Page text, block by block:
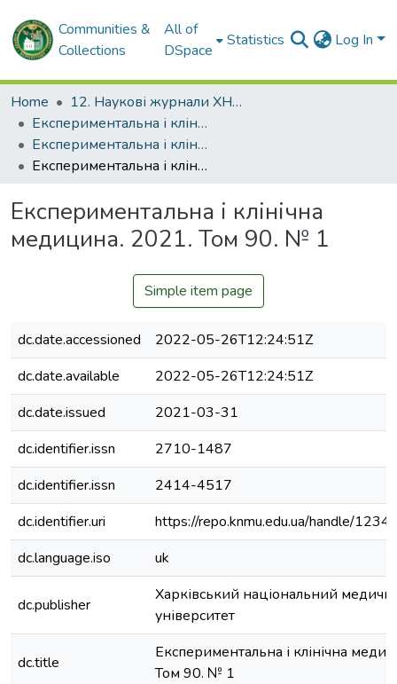
Communities &
Collections
All of
DSpace
Statistics Log In
Home
12. Наукові журнали ХНМУ
Експериментальна і клінічна медицина
Експериментальна і клінічна медицина. 2021
Експериментальна і клінічна медицина. 2021. Том 90. № 1
Експериментальна і клінічна
медицина. 2021. Том 90. № 1
Simple item page
dc.date.accessioned
2022-05-26T12:24:51Z
dc.date.available
2022-05-26T12:24:51Z
dc.date.issued
2021-03-31
dc.identifier.issn
2710-1487
dc.identifier.issn
2414-4517
dc.identifier.uri
https://repo.knmu.edu.ua/handle/
dc.language.iso
uk
dc.publisher
Харківський національний
університет
dc.title
Експериментальна і клінічна
Том 90. № 1